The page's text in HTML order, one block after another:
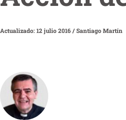
Actualizado: 12 julio 2016/Santiago Martín